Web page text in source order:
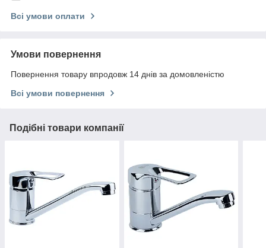
Всі умови оплати
Умови повернення
Повернення товару впродовж 14 днів за домовленістю
Всі умови повернення
Подібні товари компанії